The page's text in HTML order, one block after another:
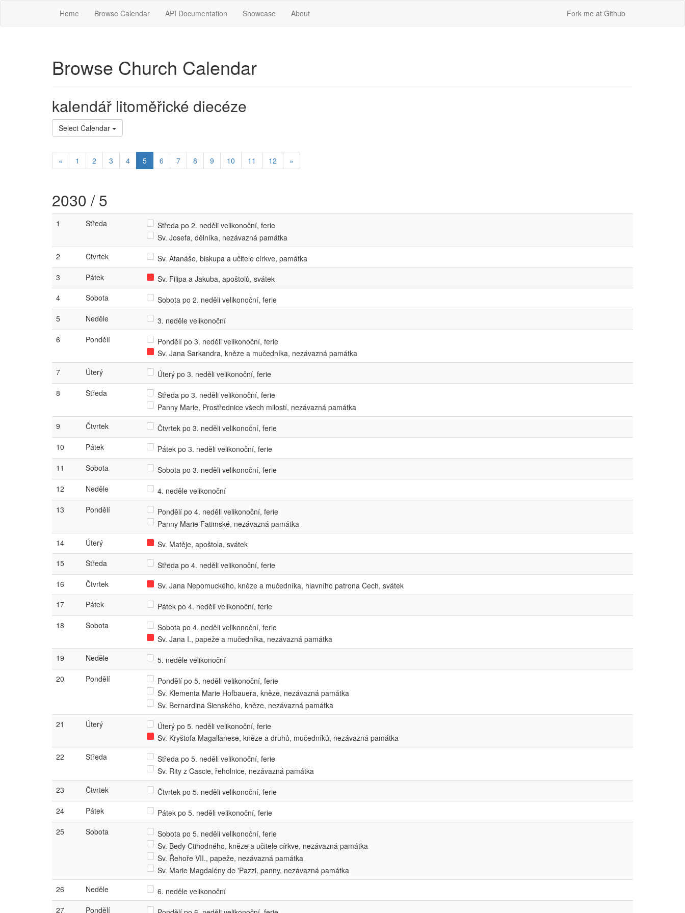
Home Browse Calendar API Documentation Showcase About Fork me at Github
Browse Church Calendar
kalendář litoměřické diecéze
Select Calendar
« 1 2 3 4 5 6 7 8 9 10 11 12 »
2030 / 5
1 Středa
Středa po 2. neděli velikonoční, ferie
Sv. Josefa, dělníka, nezávazná památka
2
Čtvrtek
Sv. Atanáše, biskupa a učitele církve, památka
3
Pátek
Sv. Filipa a Jakuba, apoštolů, svátek
4
Sobota
Sobota po 2. neděli velikonoční, ferie
5
Neděle
3. neděle velikonoční
6
Pondělí
Pondělí po 3. neděli velikonoční, ferie
Sv. Jana Sarkandra, kněze a mučedníka, nezávazná památka
7
Úterý
Úterý po 3. neděli velikonoční, ferie
8
Středa
Středa po 3. neděli velikonoční, ferie
Panny Marie, Prostřednice všech milostí, nezávazná památka
9
Čtvrtek
Čtvrtek po 3. neděli velikonoční, ferie
10
Pátek
Pátek po 3. neděli velikonoční, ferie
11
Sobota
Sobota po 3. neděli velikonoční, ferie
12
Neděle
4. neděle velikonoční
13
Pondělí
Pondělí po 4. neděli velikonoční, ferie
Panny Marie Fatimské, nezávazná památka
14
Úterý
Sv. Matěje, apoštola, svátek
15
Středa
Středa po 4. neděli velikonoční, ferie
16
Čtvrtek
Sv. Jana Nepomuckého, kněze a mučedníka, hlavního patrona Čech, svátek
17
Pátek
Pátek po 4. neděli velikonoční, ferie
18
Sobota
Sobota po 4. neděli velikonoční, ferie
Sv. Jana I., papeže a mučedníka, nezávazná památka
19
Neděle
5. neděle velikonoční
20
Pondělí
Pondělí po 5. neděli velikonoční, ferie
Sv. Klementa Marie Hofbauera, kněze, nezávazná památka
Sv. Bernardina Sienského, kněze, nezávazná památka
21
Úterý
Úterý po 5. neděli velikonoční, ferie
Sv. Kryštofa Magallanese, kněze a druhů, mučedníků, nezávazná památka
22
Středa
Středa po 5. neděli velikonoční, ferie
Sv. Rity z Cascie, řeholnice, nezávazná památka
23
Čtvrtek
Čtvrtek po 5. neděli velikonoční, ferie
24
Pátek
Pátek po 5. neděli velikonoční, ferie
25
Sobota
Sobota po 5. neděli velikonoční, ferie
Sv. Bedy Ctihodného, kněze a učitele církve, nezávazná památka
Sv. Řehoře VII., papeže, nezávazná památka
Sv. Marie Magdalény de 'Pazzi, panny, nezávazná památka
26
Neděle
6. neděle velikonoční
27
Pondělí